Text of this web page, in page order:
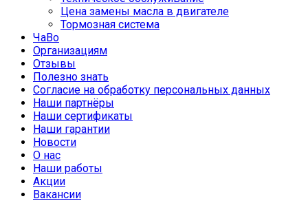
Цена замены масла в двигателе
Тормозная система
ЧаВо
Организациям
Отзывы
Полезно знать
Согласие на обработку персональных данных
Наши партнёры
Наши сертификаты
Наши гарантии
Новости
О нас
Наши работы
Акции
Вакансии